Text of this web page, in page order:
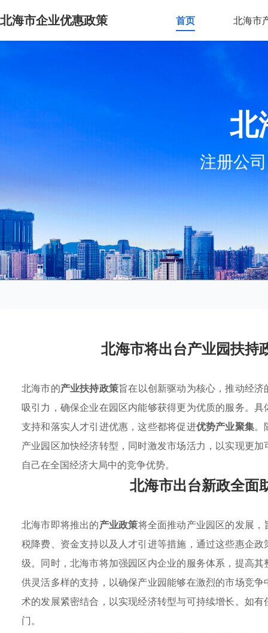
北海市企业优惠政策 首页 北海市
北
注册公
北海市将出台产业园扶持
北海市的产业扶持政策旨在以创新驱动为核心，推动经
吸引力，确保企业在园区内能够获得更为优质的服务。
支持和落实人才引进优惠，这些都将促进优势产业聚集。
产业园区加快经济转型，同时激发市场活力，以实现更
自己在全国经济大局中的竞争优势。
北海市出台新政全面
北海市即将推出的产业政策将全面推动产业园区的发展
税降费、资金支持以及人才引进等措施，通过这些惠企
级。同时，北海市将加强园区内企业的服务体系，提高
供灵活多样的支持，以确保产业园能够在激烈的市场竞
术的发展紧密结合，以实现经济转型与可持续增长。如
门。